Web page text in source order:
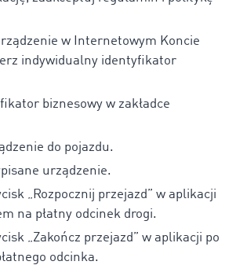
w Internetowym Koncie
indywidualny identyfikator
biznesowy w zakładce
do pojazdu.
urządzenie.
„Rozpocznij przejazd” w aplikacji
na płatny odcinek drogi.
„Zakończ przejazd” w aplikacji po
odcinka.